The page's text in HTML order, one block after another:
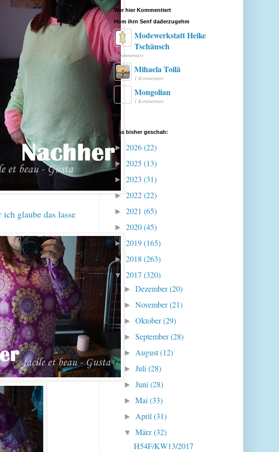
glaube das lasse
Wer hier Kommentiert
Hom ihrn Senf daderzugehm
Modewerkstatt Heike
Tschänsch
1 Kommentare
Mihaela Toilă
1 Kommentare
Mongolian
1 Kommentare
was bisher geschah:
► 2026(22)
► 2025 (13)
► 2023 (31)
► 2022(22)
► 2021 (65)
► 2020(45)
► 2019(165)
► 2018 (263)
▼ 2017 (320)
►Dezember(20)
►November(21)
►Oktober(29)
►September(28)
► August(12)
►Juli(28)
►Juni(28)
►Mai(33)
► April(31)
▼März(32)
H54F/KW13/2017